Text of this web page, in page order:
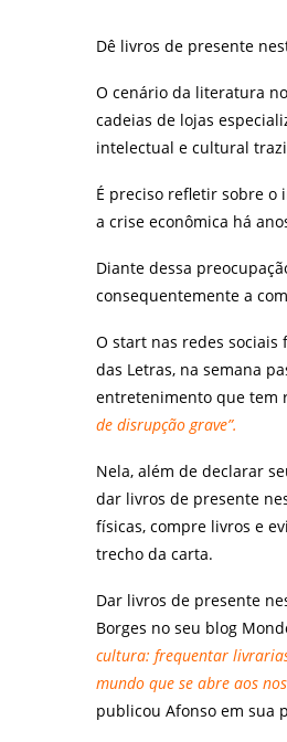
Dê livros de presente
O cenário da literatura
cadeias de lojas
intelectual e cultural
É preciso refletir sobre o
a crise econômica há
Diante dessa
consequentemente a
O start nas redes sociais
das Letras, na semana
entretenimento que tem
de disrupção grave”.
Nela, além de declarar
dar livros de presente
físicas, compre livros e
trecho da carta.
Dar livros de presente
Borges no seu blog
cultura: frequentar
mundo que se abre aos
publicou Afonso em sua